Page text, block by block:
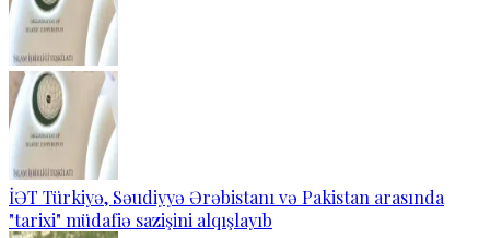
İƏT Türkiyə, Səudiyyə Ərəbistanı və Pakistan arasında
"tarixi" müdafiə sazişini alqışlayıb